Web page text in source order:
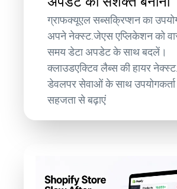
ग्राफक्यूएल सब्सक्रिप्शन का
अपने नेक्स्ट.जेएस एप्लिकेशन को
समय डेटा अपडेट के साथ बदलें।
क्लाउडएक्टिव लैब्स की हायर
डेवलपर सेवाओं के साथ
सहजता से बढ़ाएं